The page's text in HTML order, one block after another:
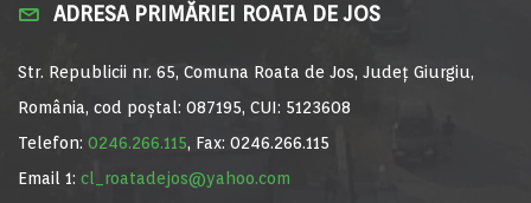
ADRESA PRIMĂRIEI ROATA DE JOS
Str. Republicii nr. 65, Comuna Roata de Jos, Județ Giurgiu,
România, cod poștal: 087195, CUI: 5123608
Telefon: 0246.266.115, Fax: 0246.266.115
Email 1: cl_roatadejos@yahoo.com